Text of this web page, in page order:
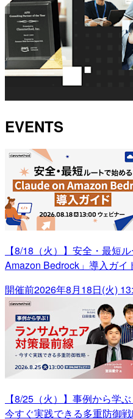
EVENTS
【8/18（火）】安全・最短
Amazon Bedrock」導入ガイ
開催前2026年8月18日(火)
【8/25（火）】事例から学
今すぐ実践できる多重防御